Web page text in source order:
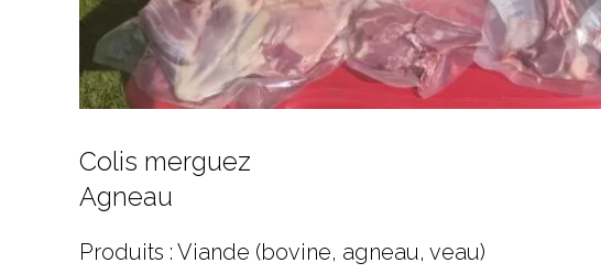
Colis merguez
Agneau
Produits : Viande (bovine, agneau, veau)